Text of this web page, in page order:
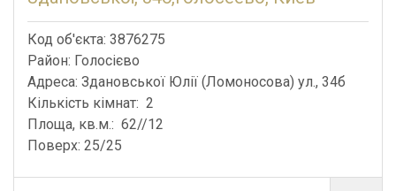
Код об'єкта: 3876275
Район: Голосієво
Адреса: Здановської Юлії (Ломоносова) ул., 34б
Кількість кімнат: 2
Площа, кв.м.: 62//12
Поверх: 25/25